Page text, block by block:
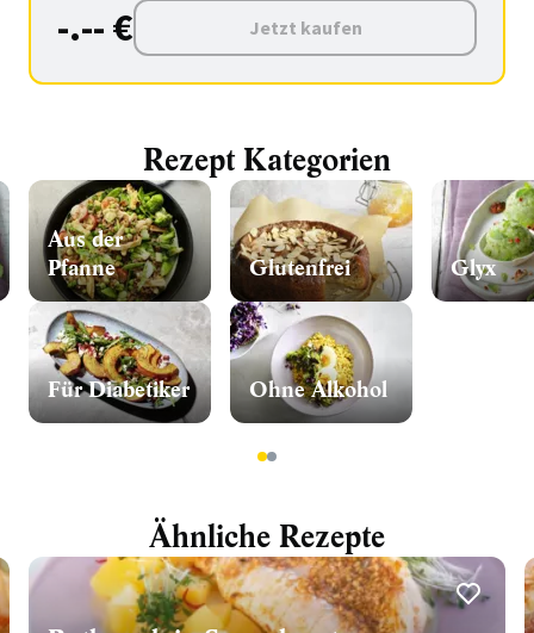
-.-- € Jetzt kaufen
Rezept Kategorien
Aus der
Pfanne
Für Diabetiker
Glutenfrei
Ohne Alkohol
Glyx
12
Ähnliche Rezepte